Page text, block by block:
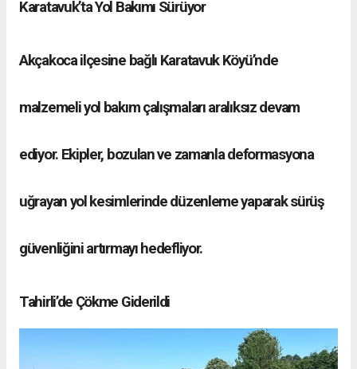
Karatavuk’ta Yol Bakımı Sürüyor
Akçakoca ilçesine bağlı Karatavuk Köyü’nde
malzemeli yol bakım çalışmaları aralıksız devam
ediyor. Ekipler, bozulan ve zamanla deformasyona
uğrayan yol kesimlerinde düzenleme yaparak sürüş
güvenliğini artırmayı hedefliyor.
Tahirli’de Çökme Giderildi